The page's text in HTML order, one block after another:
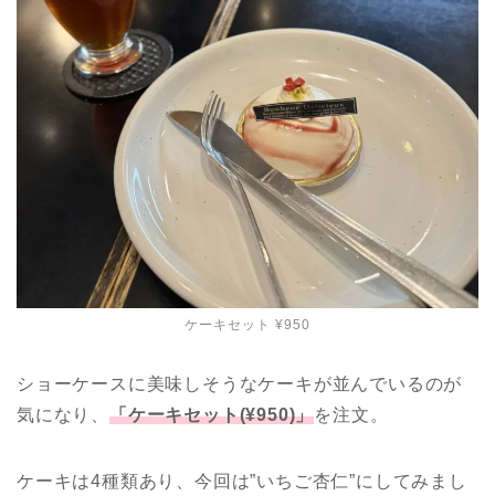
ケーキセット ¥950
ショーケースに美味しそうなケーキが並んでいるのが
気になり、 「ケーキセット(¥950)」を注文。
ケーキは4種類あり、今回は”いちご杏仁”にしてみまし